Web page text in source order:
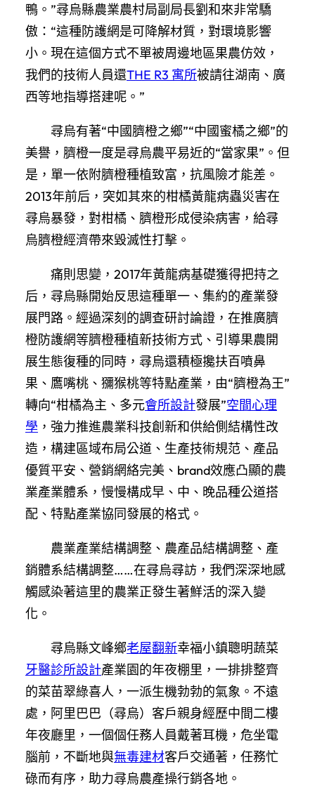
鴨。”尋烏縣農業農村局副局長劉和來非常驕
傲：“這種防護網是可降解材質，對環境影響
小。現在這個方式不單被周邊地區果農仿效，
我們的技術人員還THE R3 寓所被請往湖南、廣
西等地指導搭建呢。”
尋烏有著“中國臍橙之鄉”“中國蜜橘之鄉”的
美譽，臍橙一度是尋烏農平易近的“當家果”。但
是，單一依附臍橙種植致富，抗風險才能差。
2013年前后，突如其來的柑橘黃龍病蟲災害在
尋烏暴發，對柑橘、臍橙形成侵染病害，給尋
烏臍橙經濟帶來毀滅性打擊。
痛則思變，2017年黃龍病基礎獲得把持之
后，尋烏縣開始反思這種單一、集約的產業發
展門路。經過深刻的調查研討論證，在推廣臍
橙防護網等臍橙種植新技術方式、引導果農開
展生態復種的同時，尋烏還積極攙扶百噴鼻
果、鷹嘴桃、獼猴桃等特點產業，由“臍橙為王”
轉向“柑橘為主、多元會所設計發展”空間心理
學 ，強力推進農業科技創新和供給側結構性改
造，構建區域布局公道、生產技術規范、產品
優質平安、營銷網絡完美、brand效應凸顯的農
業產業體系，慢慢構成早、中、晚品種公道搭
配、特點產業協同發展的格式。
農業產業結構調整、農產品結構調整、產
銷體系結構調整……在尋烏尋訪，我們深深地感
觸感染著這里的農業正發生著鮮活的深入變
化。
尋烏縣文峰鄉老屋翻新幸福小鎮聰明蔬菜
牙醫診所設計產業園的年夜棚里，一排排整齊
的菜苗翠綠喜人，一派生機勃勃的氣象。不遠
處，阿里巴巴（尋烏）客戶親身經歷中間二樓
年夜廳里，一個個任務人員戴著耳機，危坐電
腦前，不斷地與無毒建材客戶交通著，任務忙
碌而有序，助力尋烏農產操行銷各地。